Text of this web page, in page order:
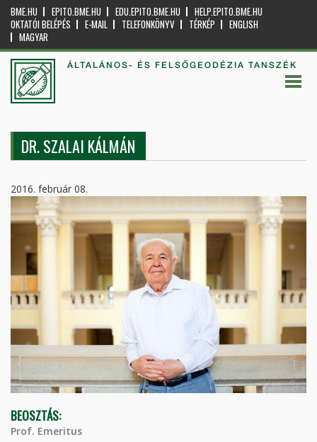
BME.HU EPITO.BME.HU EDU.EPITO.BME.HU
HELP.EPITO.BME.HU
OKTATÓI BELÉPÉS
E-MAIL TELEFONKÖNYV TÉRKÉP
ENGLISH
MAGYAR
ÁLTALÁNOS- ÉS FELSŐGEODÉZIA TANSZÉK
DR. SZALAI KÁLMÁN
2016. február 08.
BEOSZTÁS:
Prof. Emeritus